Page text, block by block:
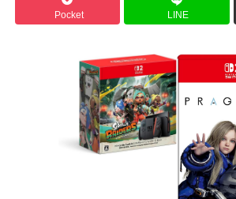
Pocket LINE